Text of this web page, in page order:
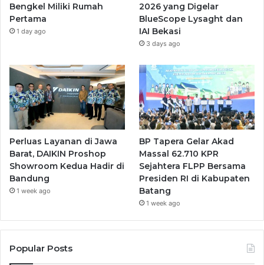
Bengkel Miliki Rumah
Pertama
1 day ago
2026 yang Digelar
BlueScope Lysaght dan
IAI Bekasi
3 days ago
Perluas Layanan di Jawa
Barat, DAIKIN Proshop
Showroom Kedua Hadir di
Bandung
1 week ago
BP Tapera Gelar Akad
Massal 62.710 KPR
Sejahtera FLPP Bersama
Presiden RI di Kabupaten
Batang
1 week ago
Popular Posts